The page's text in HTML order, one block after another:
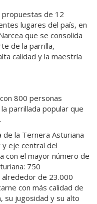
propuestas de 12
lugares del país, en
que se consolida
de la parrilla,
calidad y la maestría
800 personas
parrillada popular que
de la Ternera Asturiana
eje central del
con el mayor número de
750
de 23.000
con más calidad de
su jugosidad y su alto